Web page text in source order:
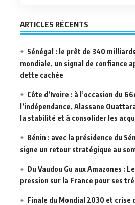
ARTICLES RÉCENTS
Sénégal : le prêt de 340
mondiale, un signal de confiance
dette cachée
Côte d’Ivoire : à l’occasion du
l’indépendance, Alassane
la stabilité et à consolider les
Bénin : avec la présidence du
signe un retour stratégique au
Du Vaudou Gu aux Amazones :
pression sur la France pour ses
Finale du Mondial 2030 et crise